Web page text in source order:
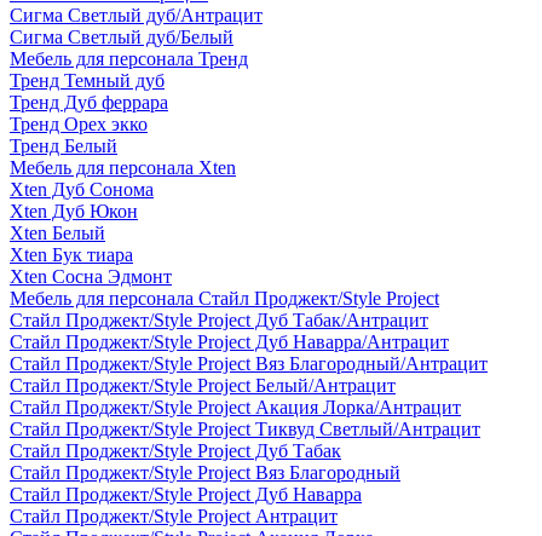
Сигма Светлый дуб/Антрацит
Сигма Светлый дуб/Белый
Мебель для персонала Тренд
Тренд Темный дуб
Тренд Дуб феррара
Тренд Орех экко
Тренд Белый
Мебель для персонала Xten
Xten Дуб Сонома
Xten Дуб Юкон
Xten Белый
Xten Бук тиара
Xten Сосна Эдмонт
Мебель для персонала Стайл Проджект/Style Project
Стайл Проджект/Style Project Дуб Табак/Антрацит
Стайл Проджект/Style Project Дуб Наварра/Антрацит
Стайл Проджект/Style Project Вяз Благородный/Антрацит
Стайл Проджект/Style Project Белый/Антрацит
Стайл Проджект/Style Project Акация Лорка/Антрацит
Стайл Проджект/Style Project Тиквуд Светлый/Антрацит
Стайл Проджект/Style Project Дуб Табак
Стайл Проджект/Style Project Вяз Благородный
Стайл Проджект/Style Project Дуб Наварра
Стайл Проджект/Style Project Антрацит